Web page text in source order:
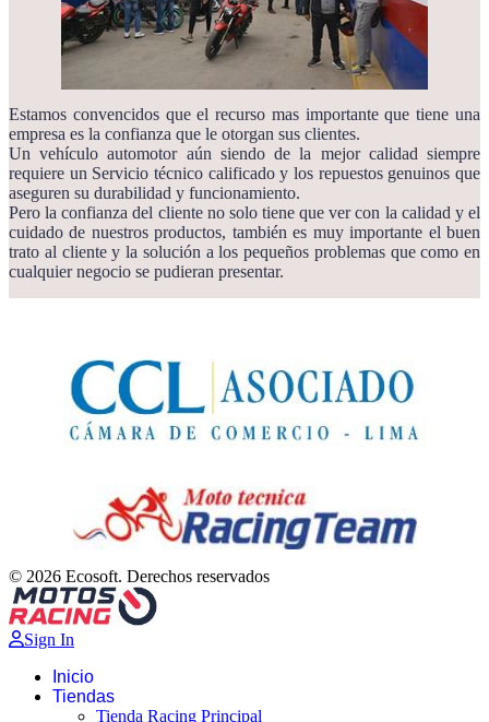
Estamos convencidos que el recurso mas importante que tiene una
empresa es la confianza que le otorgan sus clientes.
Un vehículo automotor aún siendo de la mejor calidad siempre
requiere un Servicio técnico calificado y los repuestos genuinos que
aseguren su durabilidad y funcionamiento.
Pero la confianza del cliente no solo tiene que ver con la calidad y el
cuidado de nuestros productos, también es muy importante el buen
trato al cliente y la solución a los pequeños problemas que como en
cualquier negocio se pudieran presentar.
© 2026 Ecosoft. Derechos reservados
Sign In
Inicio
Tiendas
Tienda Racing Principal